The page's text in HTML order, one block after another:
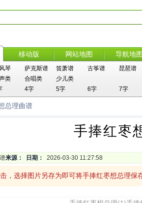
移动版 网站地图 导航地图
琴 萨克斯谱 笛萧谱 古筝谱 琵琶谱
类 合唱类
少儿类
4字 5字 6字 7字
总理曲谱
手捧红枣
来源： 日期： 2026-03-30 11:27:58
，选择图片另存为即可将手捧红枣想总理保